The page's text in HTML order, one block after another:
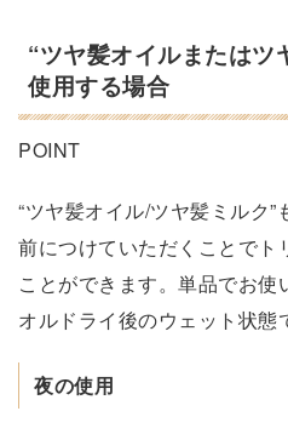
“ツヤ髪オイルまたはツ
使用する場合
POINT
“ツヤ髪オイル/ツヤ髪ミルク
前につけていただくことでト
ことができます。単品でお使
オルドライ後のウェット状態
夜の使用